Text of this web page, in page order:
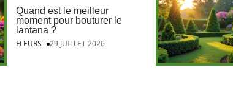
Quand est le meilleur
moment pour bouturer le
lantana ?
FLEURS
29 JUILLET 2026